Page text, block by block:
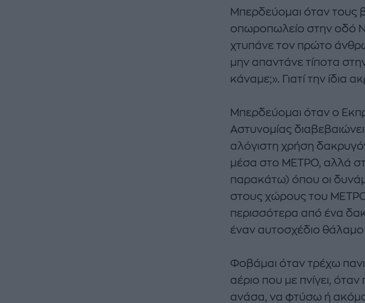
Μπερδεύομαι όταν τους
οπωροπωλείο στην οδό
χτυπάνε τον πρώτο
μην απαντάνε τίποτα
κάναμε;». Γιατί την ίδια
Μπερδεύομαι όταν ο
Αστυνομίας
αλόγιστη χρήση
μέσα στο ΜΕΤΡΟ, αλλά
παρακάτω) όπου οι
στους χώρους του ΜΕΤΡΟ
περισσότερα από ένα
έναν αυτοσχέδιο θάλαμο
Φοβάμαι όταν τρέχω
αέριο που με πνίγει,
ανάσα, να φτύσω ή ακόμα